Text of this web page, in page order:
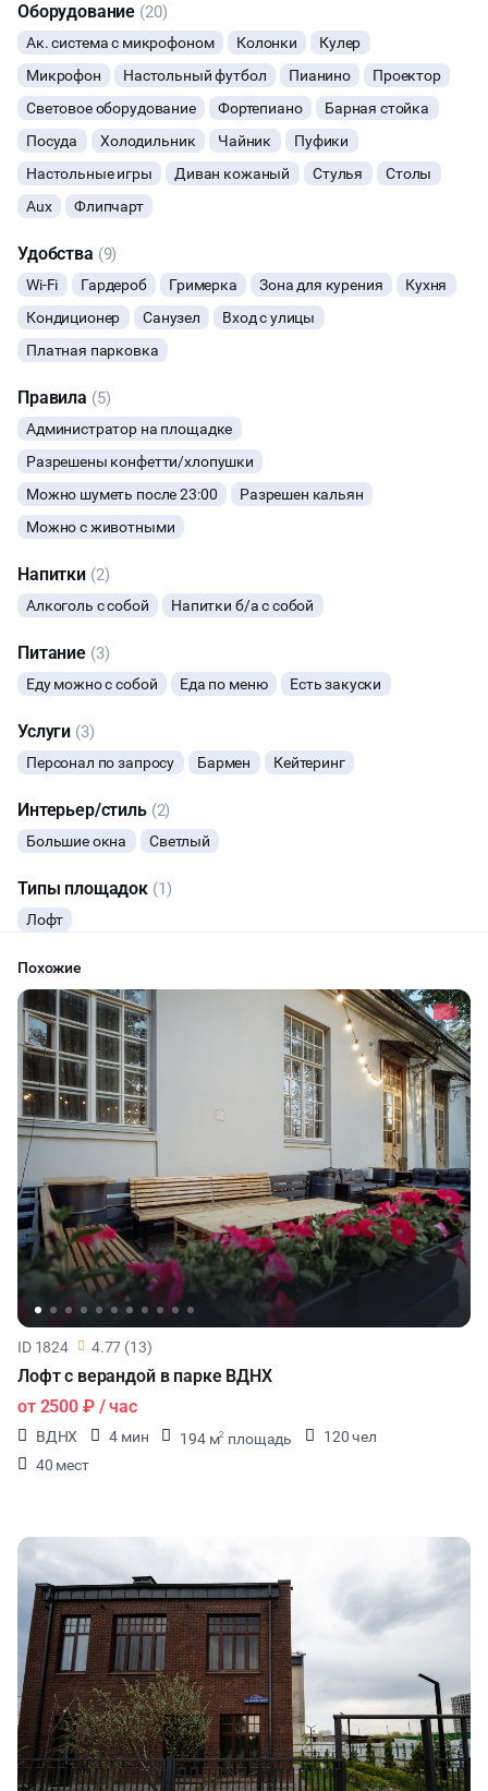
Оборудование (20)
Ак. система с микрофоном Колонки
Кулер
Микрофон
Настольный футбол Пианино
Проектор
Световое оборудование
Фортепиано
Барная стойка
Посуда
Холодильник Чайник
Пуфики
Настольные игры
Диван кожаный Стулья
Столы
Aux
Флипчарт
Удобства (9)
Wi-Fi Гардероб Гримерка Зона для курения
Кухня
Кондиционер
Санузел
Вход с улицы
Платная парковка
Правила (5)
Администратор на площадке
Разрешены конфетти/хлопушки
Можно шуметь после 23:00
Разрешен кальян
Можно с животными
Напитки (2)
Алкоголь с собой Напитки б/а с собой
Питание (3)
Еду можно с собой Еда по меню Есть закуски
Услуги (3)
Персонал по запросу Бармен Кейтеринг
Интерьер/стиль (2)
Большие окна Светлый
Типы площадок (1)
Лофт
ДЕВИЧНИК
ДЕТСКИЕ ПРАЗДНИКИ
СВАДЬБЫ
КОРПОРАТИВЫ
ДЕЛОВЫЕ МЕРОПРИЯТИЯ
КВАРТИРНИКИ
ФОТОСЕССИИ
БАНКЕТЫ
ЮБИЛЕЙ
ВЫПУСКНЫЕ
МАЛЬЧИШНИК
НОВЫЙ ГОД
МАСТЕР-КЛАСС
ТАНЦЫ
КИНОПРОСМОТР
РЕПЕТИЦИИ
КУЛИНАРНЫЙ МАСТЕР-КЛАСС
ФУРШЕТЫ
КОНФЕРЕНЦИИ
ХАКАТОНЫ
ДЕГУСТАЦИИ
ТИМБИЛДИНГ
ДАННЫЙ ЛОФТ СЕЙЧАС НЕ АКТИВЕН
ОСТАВИТЬ ЗАЯВКУ
или поменять параметры с нашим менеджером после того, как
оставите заявку
5 человек интересовались этой площадкой сегодня
Похожие
ID 1824 4.77 (13)
Лофт с верандой в парке ВДНХ
от 2500 ₽/ час
ВДНХ 4 мин 194 м2 площадь
120 чел
40 мест